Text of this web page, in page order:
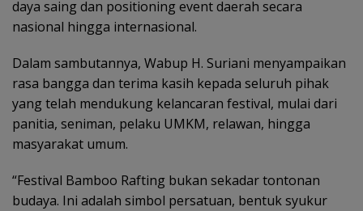
daya saing dan positioning event daerah secara
nasional hingga internasional.
Dalam sambutannya, Wabup H. Suriani menyampaikan
rasa bangga dan terima kasih kepada seluruh pihak
yang telah mendukung kelancaran festival, mulai dari
panitia, seniman, pelaku UMKM, relawan, hingga
masyarakat umum.
“Festival Bamboo Rafting bukan sekadar tontonan
budaya. Ini adalah simbol persatuan, bentuk syukur